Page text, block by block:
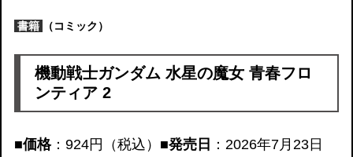
書籍 （コミック）
機動戦士ガンダム 水星の魔女 青春フロ
ンティア 2
■価格：924円（税込） ■発売日 ：2026年7月23日